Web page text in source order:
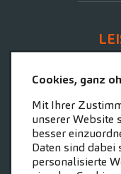
Cookies, ganz
Mit Ihrer
unserer Website
besser
Daten sind dabei
personalisierte